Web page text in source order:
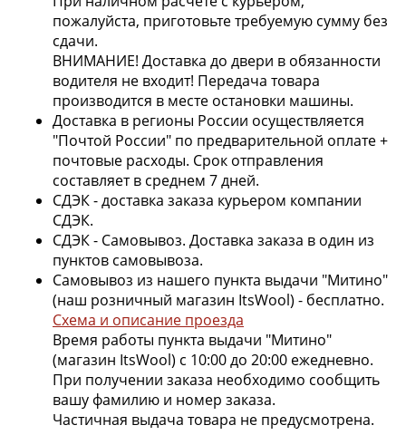
пожалуйста, приготовьте требуемую сумму без
сдачи.
ВНИМАНИЕ! Доставка до двери в обязанности
водителя не входит! Передача товара
производится в месте остановки машины.
Доставка в регионы России осуществляется
"Почтой России" по предварительной оплате +
почтовые расходы. Срок отправления
составляет в среднем 7 дней.
СДЭК - доставка заказа курьером компании
СДЭК.
СДЭК - Самовывоз. Доставка заказа в один из
пунктов самовывоза.
Самовывоз из нашего пункта выдачи "Митино"
(наш розничный магазин ItsWool) - бесплатно.
Схема и описание проезда
Время работы пункта выдачи "Митино"
(магазин ItsWool) с 10:00 до 20:00 ежедневно.
При получении заказа необходимо сообщить
вашу фамилию и номер заказа.
Частичная выдача товара не предусмотрена.